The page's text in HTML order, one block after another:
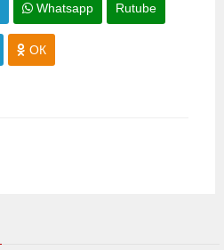
Whatsapp Rutube
ОК